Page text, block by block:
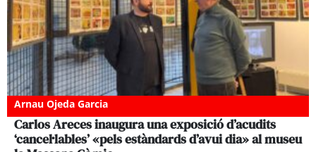
Arnau Ojeda Garcia
Carlos Areces inaugura una exposició d’acudits
‘cancel·lables’ «pels estàndards d’avui dia» al museu